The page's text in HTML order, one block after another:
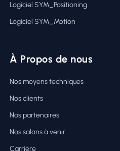
Logiciel SYM_Positioning
Logiciel SYM_Motion
À Propos de nous
Nos moyens techniques
Nos clients
Nos partenaires
Nos salons à venir
Carrière